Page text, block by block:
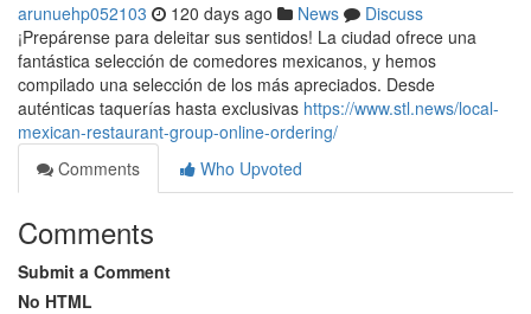
arunuehp052103 120 days ago News
Discuss
¡Prepárense para deleitar sus sentidos! La ciudad ofrece una
fantástica selección de comedores mexicanos, y hemos
compilado una selección de los más apreciados. Desde
auténticas taquerías hasta exclusivas https://www.stl.news/local-
mexican-restaurant-group-online-ordering/
Comments
Who Upvoted
Comments
Submit a Comment
No HTML